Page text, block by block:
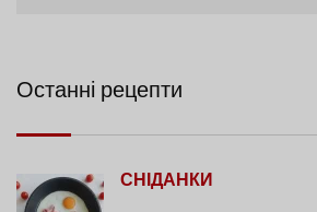
Останні рецепти
СНІДАНКИ